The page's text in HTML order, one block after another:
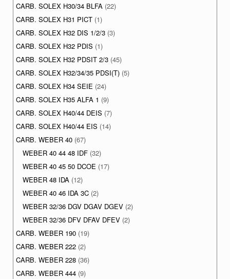
CARB. SOLEX H30/34 BLFA (22)
CARB. SOLEX H31 PICT (1)
CARB. SOLEX H32 DIS 1/2/3 (3)
CARB. SOLEX H32 PDIS (1)
CARB. SOLEX H32 PDSIT 2/3 (45)
CARB. SOLEX H32/34/35 PDSI(T) (5)
CARB. SOLEX H34 SEIE (24)
CARB. SOLEX H35 ALFA 1 (9)
CARB. SOLEX H40/44 DEIS (7)
CARB. SOLEX H40/44 EIS (14)
CARB. WEBER 40 (67)
WEBER 40 44 48 IDF (32)
WEBER 40 45 50 DCOE (17)
WEBER 48 IDA (12)
WEBER 40 46 IDA 3C (2)
WEBER 32/36 DGV DGAV DGEV (2)
WEBER 32/36 DFV DFAV DFEV (2)
CARB. WEBER 190 (19)
CARB. WEBER 222 (2)
CARB. WEBER 228 (36)
CARB. WEBER 444 (9)